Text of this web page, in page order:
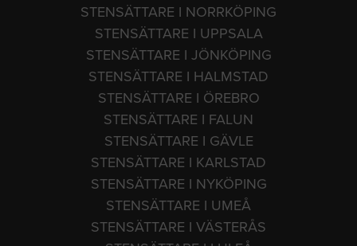
STENSÄTTARE I NORRKÖPING
STENSÄTTARE I UPPSALA
STENSÄTTARE I JÖNKÖPING
STENSÄTTARE I HALMSTAD
STENSÄTTARE I ÖREBRO
STENSÄTTARE I FALUN
STENSÄTTARE I GÄVLE
STENSÄTTARE I KARLSTAD
STENSÄTTARE I NYKÖPING
STENSÄTTARE I UMEÅ
STENSÄTTARE I VÄSTERÅS